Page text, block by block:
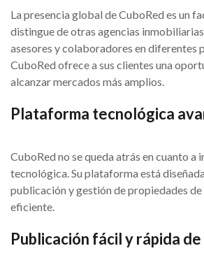
La presencia global de CuboRed es un
distingue de otras agencias
asesores y colaboradores en diferentes
CuboRed ofrece a sus clientes una
alcanzar mercados más amplios.
Plataforma tecnológica
CuboRed no se queda atrás en cuanto a
tecnológica. Su plataforma está
publicación y gestión de propiedades
eficiente.
Publicación fácil y rápida